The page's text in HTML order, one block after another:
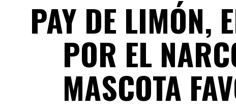
PAY DE LIMÓN,
POR EL
MASCOTA